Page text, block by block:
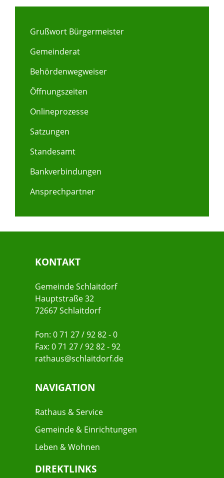
Grußwort Bürgermeister
Gemeinderat
Behördenwegweiser
Öffnungszeiten
Onlineprozesse
Satzungen
Standesamt
Bankverbindungen
Ansprechpartner
KONTAKT
Gemeinde Schlaitdorf
Hauptstraße 32
72667 Schlaitdorf
Fon: 0 71 27 / 92 82 - 0
Fax: 0 71 27 / 92 82 - 92
rathaus@schlaitdorf.de
NAVIGATION
Rathaus & Service
Gemeinde & Einrichtungen
Leben & Wohnen
DIREKTLINKS